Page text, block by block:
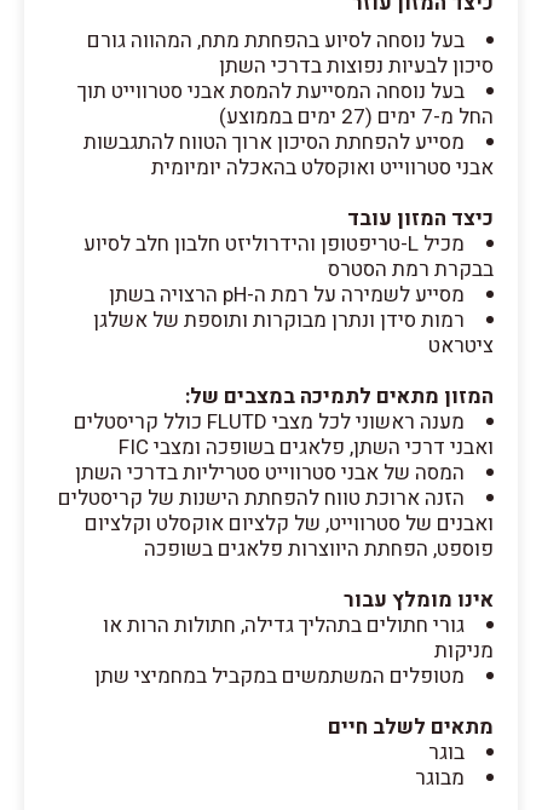
בעל נוסחה לסיוע בהפחתת מתח, המהווה גורם
סיכון לבעיות נפוצות בדרכי השתן
בעל נוסחה המסייעת להמסת אבני סטרווייט תוך
החל מ-7 ימים (27 ימים בממוצע)
מסייע להפחתת הסיכון ארוך הטווח להתגבשות
אבני סטרווייט ואוקסלט בהאכלה יומיומית
כיצד המזון עובד
מכיל L-טריפטופן והידרוליזט חלבון חלב לסיוע
בבקרת רמת הסטרס
מסייע לשמירה על רמת ה-pH הרצויה בשתן
רמות סידן ונתרן מבוקרות ותוספת של אשלגן
ציטראט
המזון מתאים לתמיכה במצבים של:
מענה ראשוני לכל מצבי FLUTD כולל קריסטלים
ואבני דרכי השתן, פלאגים בשופכה ומצבי FIC
המסה של אבני סטרווייט סטריליות בדרכי השתן
הזנה ארוכת טווח להפחתת הישנות של קריסטלים
ואבנים של סטרווייט, של קלציום אוקסלט וקלציום
פוספט, הפחתת היווצרות פלאגים בשופכה
אינו מומלץ עבור
גורי חתולים בתהליך גדילה, חתולות הרות או
מניקות
מטופלים המשתמשים במקביל במחמיצי שתן
מתאים לשלב חיים
בוגר
מבוגר